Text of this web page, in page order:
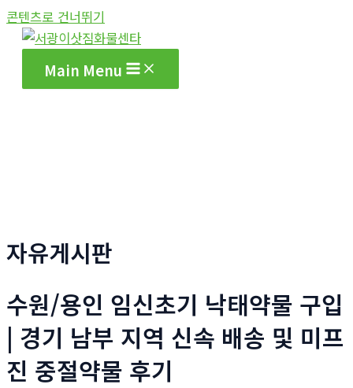
콘텐츠로 건너뛰기
Main Menu
자유게시판
수원/용인 임신초기 낙태약물 구입
| 경기 남부 지역 신속 배송 및 미프
진 중절약물 후기